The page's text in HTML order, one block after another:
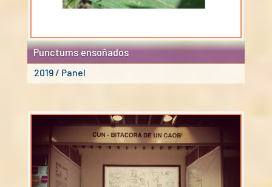
Punctums ensoñados
2019 / Panel